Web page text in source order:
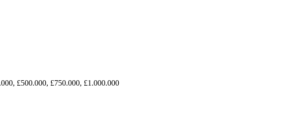
£500.000, £750.000, £1.000.000